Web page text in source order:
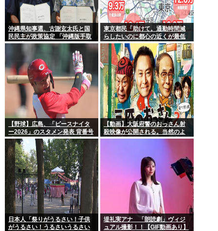
沖縄県知事選、古謝玄太氏と国
民民主が政策協定 「沖縄版手取
りを増やす政策」など5項目
東京都民「助けて。通勤時間減
らしたいのに都心の近くが最低
10万払わないと住めないの」
【野球】広島、「ピースナイタ
ー2026」のスタメン発表 背番号
「86」で統一 秋山がカープ移籍
後初の4番 小園は6番
【動画】大阪府警のおっさん射
殺映像が公開される。当然のよ
うに無抵抗だったことが発覚
日本人「祭りがうるさい！子供
がうるさい！うるさいうるさい
堤礼実アナ 「朗読劇」ヴィジ
ュアル撮影！！【GIF動画あり】